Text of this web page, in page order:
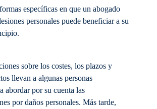
específicas en que un abogado
personales puede beneficiar a su
sobre los costes, los plazos y
llevan a algunas personas
abordar por su cuenta las
por daños personales. Más tarde,